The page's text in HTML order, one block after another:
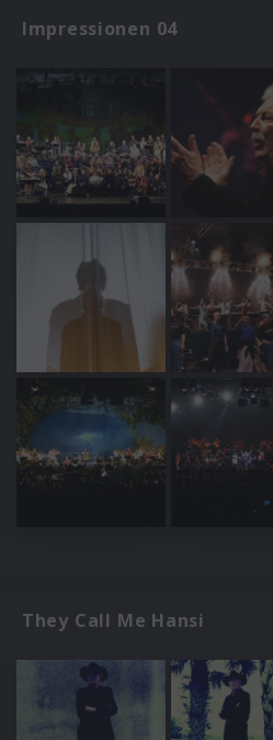
Impressionen 04
They Call Me Hansi